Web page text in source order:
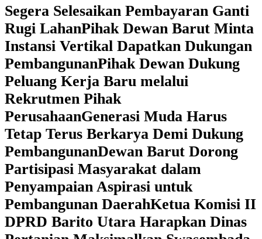
Segera Selesaikan Pembayaran Ganti
Rugi LahanPihak Dewan Barut Minta
Instansi Vertikal Dapatkan Dukungan
PembangunanPihak Dewan Dukung
Peluang Kerja Baru melalui
Rekrutmen Pihak
PerusahaanGenerasi Muda Harus
Tetap Terus Berkarya Demi Dukung
PembangunanDewan Barut Dorong
Partisipasi Masyarakat dalam
Penyampaian Aspirasi untuk
Pembangunan DaerahKetua Komisi II
DPRD Barito Utara Harapkan Dinas